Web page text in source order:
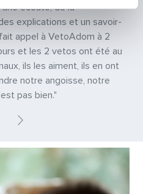
écoute, de la
explications et un savoir-
appel à VetoAdom à 2
et les 2 vetos ont été au
ils les aiment, ils en ont
notre angoisse, notre
pas bien."
Previous